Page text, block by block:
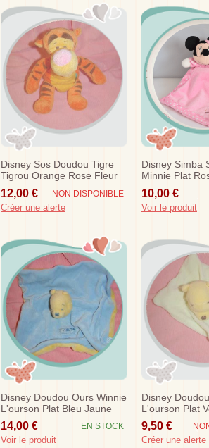
Disney Sos Doudou Tigre
Tigrou Orange Rose Fleur
Nicotoy
12,00 € NON DISPONIBLE
Créer une alerte
Disney Simba
Minnie Plat
10,00 €
Voir le produit
Disney Doudou Ours Winnie
L'ourson Plat Bleu Jaune
Sos
14,00 € EN STOCK
Voir le produit
Disney
L'ourson Plat
Sos
9,50 €
Créer une alerte